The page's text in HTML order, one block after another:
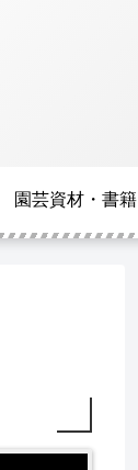
園芸資材・書籍